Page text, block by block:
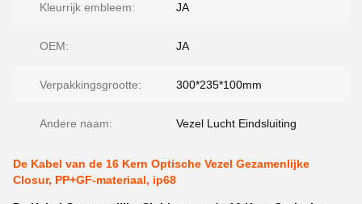
Kleurrijk embleem: JA
OEM: JA
Verpakkingsgrootte: 300*235*100mm
Andere naam: Vezel Lucht Eindsluiting
De Kabel van de 16 Kern Optische Vezel Gezamenlijke
Closur, PP+GF-materiaal, ip68